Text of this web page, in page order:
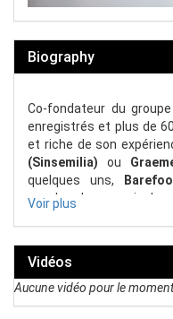
Biography
Co-fondateur du groupe
enregistrés et plus de
et riche de son
(Sinsemilia) ou
quelques uns,
vagabondage musical
Personnalité
iano, équipé de ses
australienne) vous
dans un show solaire
Voir plus
Vidéos
Aucune vidéo pour le